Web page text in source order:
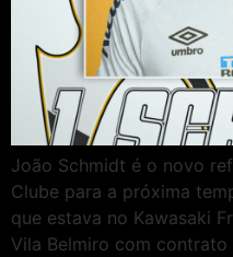
João Schmidt é o novo
Clube para a próxima
que estava no Kawasaki
Vila Belmiro com